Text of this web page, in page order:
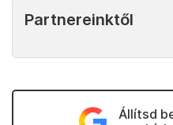
Partnereinktől
Állítsd